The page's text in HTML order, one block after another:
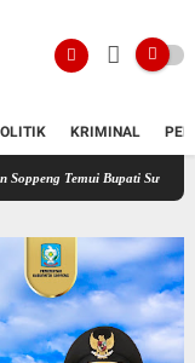
KRIMINAL
Suwardi Haseng